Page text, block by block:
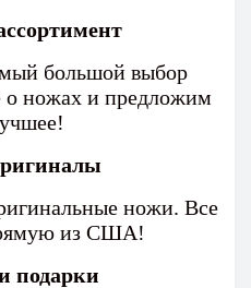
большой выбор
ножах и предложим
ножи. Все
из США!
подарки